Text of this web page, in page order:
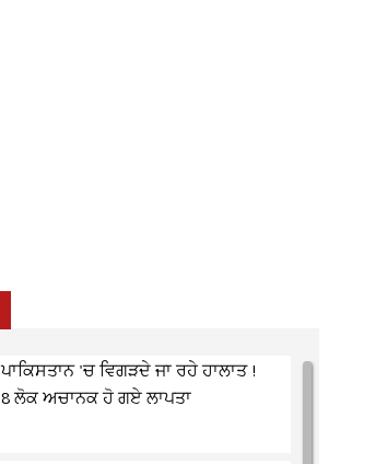
ਪਾਕਿਸਤਾਨ 'ਚ ਵਿਗੜਦੇ ਜਾ ਰਹੇ ਹਾਲਾਤ !
8 ਲੋਕ ਅਚਾਨਕ ਹੋ ਗਏ ਲਾਪਤਾ